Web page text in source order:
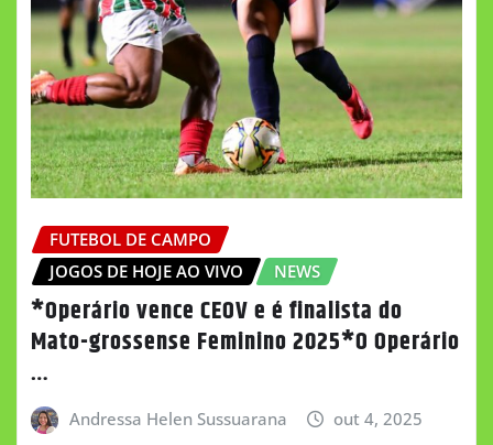
FUTEBOL DE CAMPO
JOGOS DE HOJE AO VIVO
NEWS
*Operário vence CEOV e é finalista do
Mato-grossense Feminino 2025*O Operário
…
Andressa Helen Sussuarana out 4, 2025